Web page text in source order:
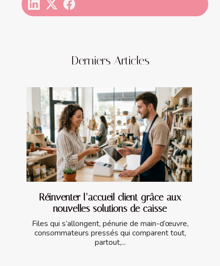
Derniers Articles
Réinventer l’accueil client grâce aux
nouvelles solutions de caisse
Files qui s’allongent, pénurie de main-d’œuvre,
consommateurs pressés qui comparent tout,
partout,...